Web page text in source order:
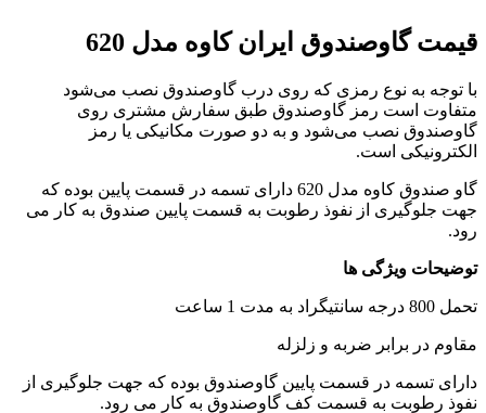
قیمت گاوصندوق ایران کاوه مدل 620
با توجه به نوع رمزی که روی درب گاوصندوق نصب می‌شود
متفاوت است رمز گاوصندوق طبق سفارش مشتری روی
گاوصندوق نصب می‌شود و به دو صورت مکانیکی یا رمز
الکترونیکی است.
گاو صندوق کاوه مدل 620 دارای تسمه در قسمت پایین بوده که
جهت جلوگیری از نفوذ رطوبت به قسمت پایین صندوق به کار می
رود.
توضیحات ویژگی ها
تحمل 800 درجه سانتیگراد به مدت 1 ساعت
مقاوم در برابر ضربه و زلزله
دارای تسمه در قسمت پایین گاوصندوق بوده که جهت جلوگیری از
نفوذ رطوبت به قسمت کف گاوصندوق به کار می رود.